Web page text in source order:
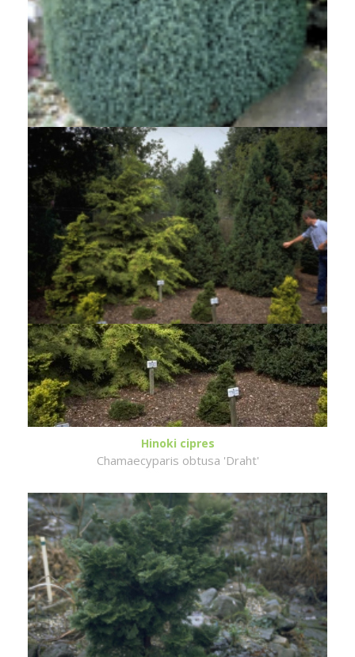
Dwergcypres
Chamaecyparis lawsoniana 'Nymph'
Hinoki cipres
Chamaecyparis obtusa 'Draht'